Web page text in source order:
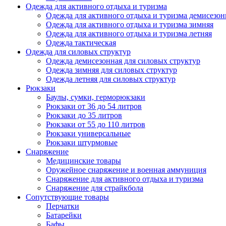
Одежда для активного отдыха и туризма
Одежда для активного отдыха и туризма
Одежда для активного отдыха и туризма зимняя
Одежда для активного отдыха и туризма летняя
Одежда тактическая
Одежда для силовых структур
Одежда демисезонная для силовых структур
Одежда зимняя для силовых структур
Одежда летняя для силовых структур
Рюкзаки
Баулы, сумки, герморюкзаки
Рюкзаки от 36 до 54 литров
Рюкзаки до 35 литров
Рюкзаки от 55 до 110 литров
Рюкзаки универсальные
Рюкзаки штурмовые
Снаряжение
Медицинские товары
Оружейное снаряжение и военная аммуниция
Снаряжение для активного отдыха и туризма
Снаряжение для страйкбола
Сопутствующие товары
Перчатки
Батарейки
Бафы